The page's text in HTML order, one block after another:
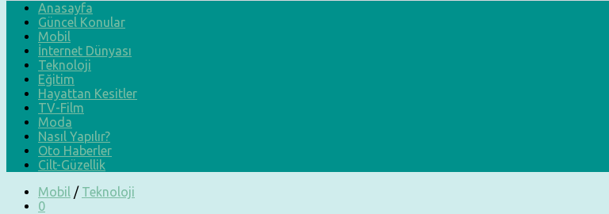
Anasayfa
Güncel Konular
Mobil
İnternet Dünyası
Teknoloji
Eğitim
Hayattan Kesitler
TV-Film
Moda
Nasıl Yapılır?
Oto Haberler
Cilt-Güzellik
Mobil / Teknoloji
0